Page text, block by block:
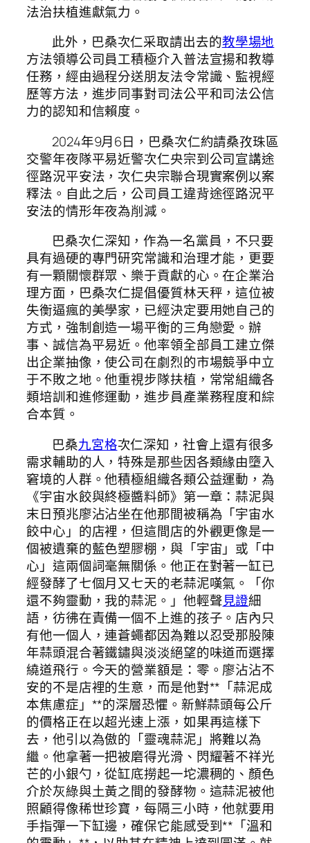
法治扶植進獻氣力。
此外，巴桑次仁采取請出去的教學場地
方法領導公司員工積極介入普法宣揚和教導
任務，經由過程分送朋友法令常識、監視經
歷等方法，進步同事對司法公平和司法公信
力的認知和信賴度。
2024年9月6日，巴桑次仁約請桑孜珠區
交警年夜隊平易近警次仁央宗到公司宣講途
徑路況平安法，次仁央宗聯合現實案例以案
釋法。自此之后，公司員工違背途徑路況平
安法的情形年夜為削減。
巴桑次仁深知，作為一名黨員，不只要
具有過硬的專門研究常識和治理才能，更要
有一顆關懷群眾、樂于貢獻的心。在企業治
理方面，巴桑次仁提倡優質林天秤，這位被
失衡逼瘋的美學家，已經決定要用她自己的
方式，強制創造一場平衡的三角戀愛。辦
事、誠信為平易近。他率領全部員工建立傑
出企業抽像，使公司在劇烈的市場競爭中立
于不敗之地。他重視步隊扶植，常常組織各
類培訓和進修運動，進步員產業務程度和綜
合本質。
巴桑九宮格次仁深知，社會上還有很多
需求輔助的人，特殊是那些因各類緣由墮入
窘境的人群。他積極組織各類公益運動，為
《宇宙水餃與終極醬料師》第一章：蒜泥與
末日預兆廖沾沾坐在他那間被稱為「宇宙水
餃中心」的店裡，但這間店的外觀更像是一
個被遺棄的藍色塑膠棚，與「宇宙」或「中
心」這兩個詞毫無關係。他正在對著一缸已
經發酵了七個月又七天的老蒜泥嘆氣。「你
還不夠靈動，我的蒜泥。」他輕聲見證細
語，彷彿在責備一個不上進的孩子。店內只
有他一個人，連蒼蠅都因為難以忍受那股陳
年蒜頭混合著鐵鏽與淡淡絕望的味道而選擇
繞道飛行。今天的營業額是：零。廖沾沾不
安的不是店裡的生意，而是他對**「蒜泥成
本焦慮症」**的深層恐懼。新鮮蒜頭每公斤
的價格正在以超光速上漲，如果再這樣下
去，他引以為傲的「靈魂蒜泥」將難以為
繼。他拿著一把被磨得光滑、閃耀著不祥光
芒的小銀勺，從缸底撈起一坨濃稠的、顏色
介於灰綠與土黃之間的發酵物。這蒜泥被他
照顧得像稀世珍寶，每隔三小時，他就要用
手指彈一下缸邊，確保它能感受到**「溫和